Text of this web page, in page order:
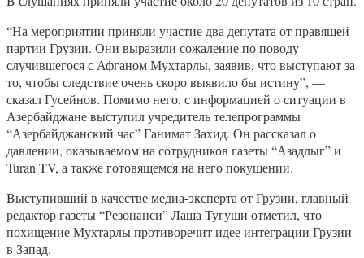
“На мероприятии приняли участие два депутата от правящей
партии Грузии. Они выразили сожаление по поводу
случившегося с Афганом Мухтарлы, заявив, что выступают за
то, чтобы следствие очень скоро выявило бы истину”, —
сказал Гусейнов. Помимо него, с информацией о ситуации в
Азербайджане выступил учредитель телепрограммы
“Азербайджанский час” Ганимат Захид. Он рассказал о
давлении, оказываемом на сотрудников газеты “Азадлыг” и
Turan TV, а также готовящемся на него покушении.
Bыступивший в качестве медиа-эксперта от Грузии, главный
редактор газеты “Резонанси” Лаша Тугуши отметил, что
похищение Мухтарлы противоречит идее интеграции Грузии
в Запад.